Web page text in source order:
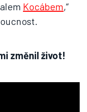
Kocábem,“
změnil život!